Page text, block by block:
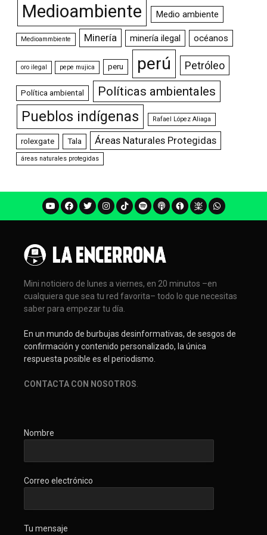
Medioambiente Medio ambiente
Medioammbiente Minería minería ilegal océanos
oro ilegal pepe mujica peru perú Petróleo
Política ambiental Políticas ambientales
Pueblos indígenas Rafael López Aliaga
rolexgate Tala Áreas Naturales Protegidas
áreas naturales protegidas
Mini noticiero de lunes a viernes, en 20 minutos –en
cualquiera que sea tu red favorita– todo lo que necesitas
saber para empezar tu día.
En un mundo de burbujas desinformativas, de sesgos de
confirmación y contenido personalizado, la única
respuesta posible es el periodismo.
CONTACTA CON NOSOTROS
Nombre
Correo electrónico
Tu mensaje